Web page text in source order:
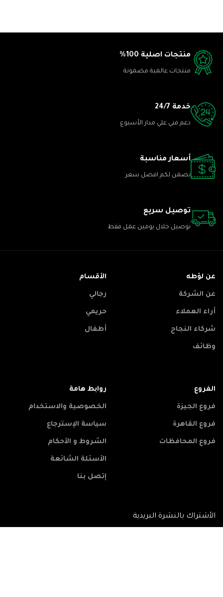
منتجات اصلية 100%
منتجات عالمية مضمونة
خدمة 24/7
دعم فني علي مدار الأسبوع
أسعار مناسبة
نضمن لكم افضل سعر
توصيل سريع
توصيل خلال يومين عمل فقط
عن لؤطه
عن الشركة
أراء العملاء
شركاء النجاح
وظائف
الأقسام
رجالي
حريمي
أطفال
الفروع
فروع الجيزة
فروع القاهرة
فروع المحافظات
روابط هامة
الخصوصية والاستخدام
سياسة الإسترجاع
الشروط و الأحكام
الأسئلة الشائعة
إتصل بنا
الأشتراك بالنشرة البريدية